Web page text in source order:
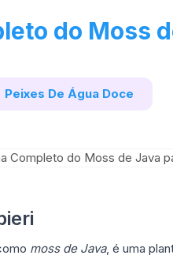
do Moss
Peixes De Água Doce
moss de Java, é uma